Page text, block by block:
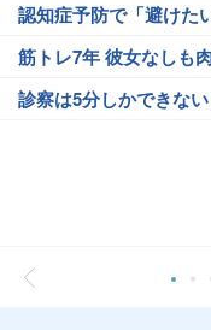
認知症予防で「避けた
筋トレ7年 彼女なしも
診察は5分しかできな